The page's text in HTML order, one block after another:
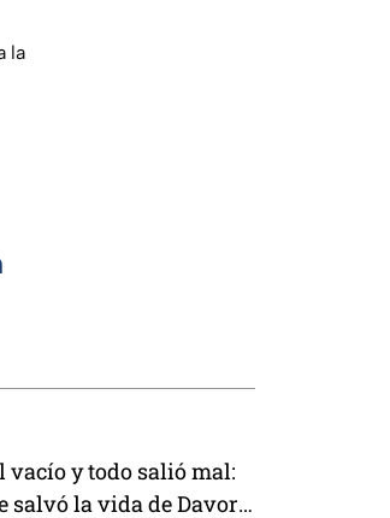
la
vacío y todo salió mal:
salvó la vida de Davor